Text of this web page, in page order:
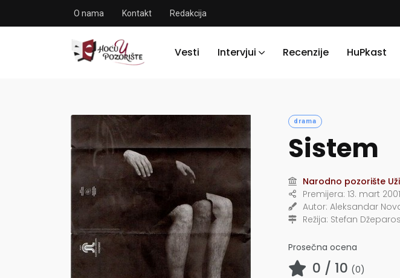
O nama Kontakt Redakcija
Vesti Intervjui Recenzije HuPkast
drama
Sistem
Narodno pozorište
Premijera: 13. mart
Autor: Aleksandar
Režija: Stefan
Prosečna ocena
0 / 10 (0)